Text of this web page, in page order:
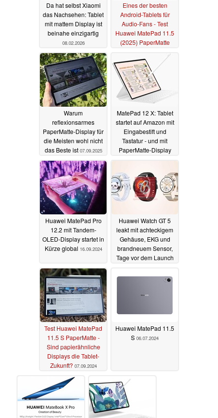
Da hat selbst Xiaomi
das Nachsehen: Tablet
mit mattem Display ist
beinahe einzigartig
08.02.2026
Eines der besten
Android-Tablets für
Audio-Fans - Test
Huawei MatePad 11.5
(2025) PaperMatte
Warum
reflexionsarmes
PaperMatte-Display für
die Meisten wohl nicht
das Beste ist 07.09.2025
MatePad 12 X: Tablet
startet auf Amazon mit
Eingabestift und
Tastatur - und mit
PaperMatte-Display
Huawei MatePad Pro
12.2 mit Tandem-
OLED-Display startet in
Kürze global 16.09.2024
Huawei Watch GT 5
leakt mit achteckigem
Gehäuse, EKG und
brandneuem Sensor,
Tage vor dem Launch
Test Huawei MatePad
11.5 S PaperMatte -
Sind papierähnliche
Displays die Tablet-
Zukunft? 07.09.2024
Huawei MatePad 11.5
S 06.07.2024